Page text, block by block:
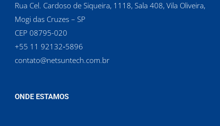
Rua Cel. Cardoso de Siqueira, 1118, Sala 408, Vila Oliveira,
Mogi das Cruzes – SP
CEP 08795-020
‪+55 11 92132‑5896‬
contato@netsuntech.com.br
ONDE ESTAMOS